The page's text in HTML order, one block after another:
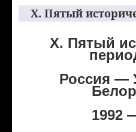
X. Пятый
X. Пятый
Россия —
1992